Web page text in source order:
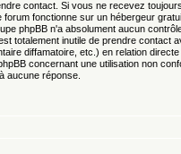
contact. Si vous ne recevez
fonctionne sur un hébergeur
phpBB n'a absolument aucun
totalement inutile de prendre
diffamatoire, etc.) en relation
concernant une utilisation non
aucune réponse.